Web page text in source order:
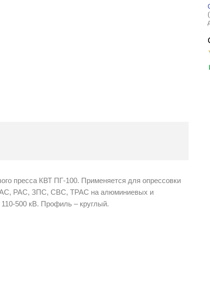
(
пресса КВТ ПГ-100. Применяется для опрессовки
РАС, ЗПС, СВС, ТРАС на алюминиевых и
500 кВ. Профиль – круглый.